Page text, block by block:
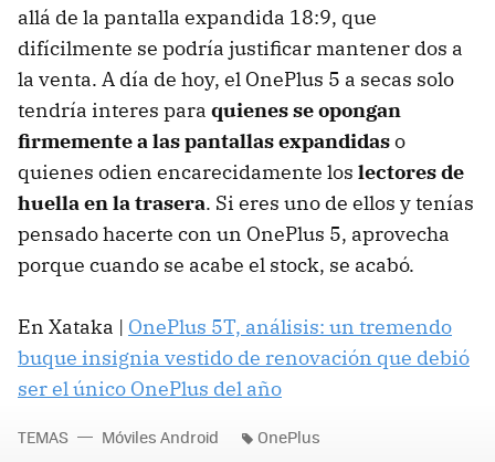
allá de la pantalla expandida 18:9, que
difícilmente se podría justificar mantener dos a
la venta. A día de hoy, el OnePlus 5 a secas solo
tendría interes para quienes se opongan
firmemente a las pantallas expandidaso
quienes odien encarecidamente los lectores de
huella en la trasera. Si eres uno de ellos y tenías
pensado hacerte con un OnePlus 5, aprovecha
porque cuando se acabe el stock, se acabó.
En Xataka | OnePlus 5T, análisis: un tremendo
buque insignia vestido de renovación que debió
ser el único OnePlus del año
TEMAS Móviles Android OnePlus